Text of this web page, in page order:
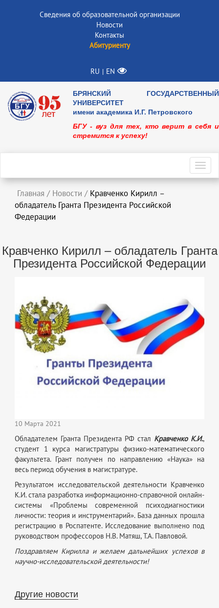
Сведения об образовательной организации
Новости
Контакты
Абитуриенту
RU | EN
БРЯНСКИЙ ГОСУДАРСТВЕННЫЙ
УНИВЕРСИТЕТ
имени академика И.Г. Петровского
БГУ - вуз для тех, кто верит в себя и
стремится к успеху!
Главная / Новости / Кравченко Кирилл –
обладатель Гранта Президента Российской
Федерации
Кравченко Кирилл – обладатель Гранта
Президента Российской Федерации
10 Марта 2021
Обладателем Гранта Президента РФ стал Кравченко К.И.,
студент 1 курса магистратуры физико-математического
факультета. Грант получен по направлению «Наука» на
весь период обучения в магистратуре.
Результатом исследовательской деятельности Кравченко
К.И. стала разработка информационно-справочной онлайн-
системы «Проблемы современной психодиагностики
личности: теория и инструментарий». База данных прошла
регистрацию в Роспатенте. Исследование выполнено под
руководством профессоров Н.В. Матяш, Т.А. Павловой.
Поздравляем Кирилла и желаем дальнейших успехов в
научно-исследовательской деятельности!
Другие новости